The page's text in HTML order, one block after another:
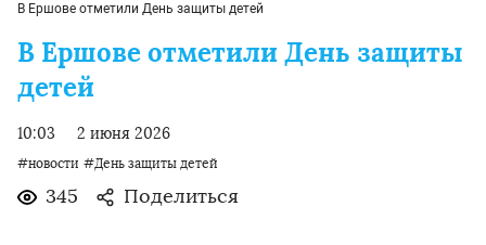
В Ершове отметили День защиты детей
В Ершове отметили День защиты
детей
10:03 2 июня 2026
#новости #День защиты детей
345 Поделиться